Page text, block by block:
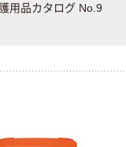
用品カタログ No.9